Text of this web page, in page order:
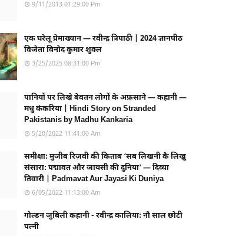
9/11/2013 01:29:00 Pm
एक घरेलू प्रेमाख्यान — रवीन्द्र त्रिपाठी | 2024 ज्ञानपीठ
विजेता विनोद कुमार शुक्ल
3/25/2025 08:31:00 Pm
पानियों पर लिखे बेवतन लोगों के अफ़साने — कहानी —
मधु कंकरिया | Hindi Story on Stranded
Pakistanis by Madhu Kankaria
5/20/2022 11:41:00 Am
समीक्षा: मुजीब रिज़वी की किताब ‘सब लिखनी कै लिखु
संसारा: पद्मावत और जायसी की दुनिया’ — दिव्या
तिवारी | Padmavat Aur Jayasi Ki Duniya
6/05/2022 11:13:00 Am
गोल्डन जुबिली कहानी - रवीन्द्र कालिया: नौ साल छोटी
पत्नी